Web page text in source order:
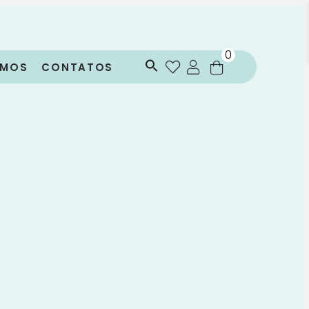
CONTATOS
0